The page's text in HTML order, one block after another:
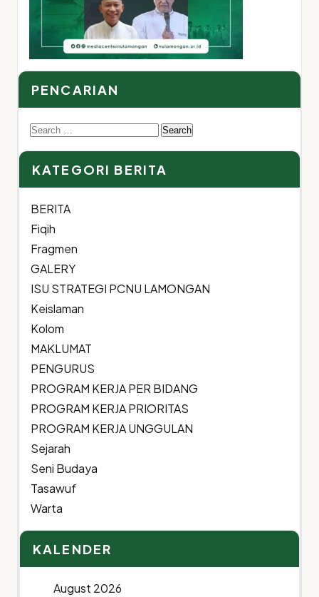
PENCARIAN
Search
for:
KATEGORI BERITA
BERITA
Fiqih
Fragmen
GALERY
ISU STRATEGI PCNU LAMONGAN
Keislaman
Kolom
MAKLUMAT
PENGURUS
PROGRAM KERJA PER BIDANG
PROGRAM KERJA PRIORITAS
PROGRAM KERJA UNGGULAN
Sejarah
Seni Budaya
Tasawuf
Warta
KALENDER
August 2026